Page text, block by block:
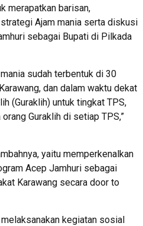
merapatkan barisan,
Ajam mania serta diskusi
sebagai Bupati di Pilkada
sudah terbentuk di 30
dan dalam waktu dekat
(Guraklih) untuk tingkat TPS,
Guraklih di setiap TPS,”
yaitu memperkenalkan
Acep Jamhuri sebagai
Karawang secara door to
kegiatan sosial